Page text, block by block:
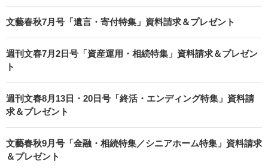
文藝春秋7月号「遺言・寄付特集」資料請求＆プレゼント
週刊文春7月2日号「資産運用・相続特集」資料請求＆プレゼン
ト
週刊文春8月13日・20日号「終活・エンディング特集」資料請
求＆プレゼント
文藝春秋9月号「金融・相続特集／シニアホーム特集」資料請求
＆プレゼント